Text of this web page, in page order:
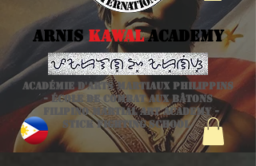
Arniskawal Academy
Académie d'arts martiaux philippins
- école de combat aux bâtons
Filipino Martial Art academy -
stick fighting school